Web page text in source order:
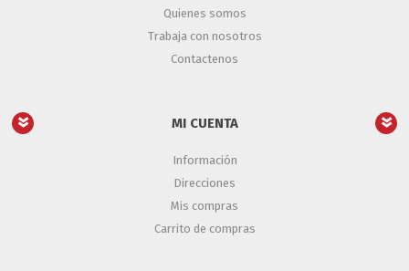
Quienes somos
Trabaja con nosotros
Contactenos
MI CUENTA
Información
Direcciones
Mis compras
Carrito de compras